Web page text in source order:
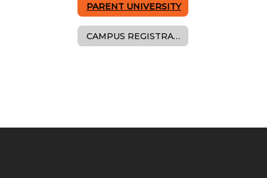
PARENT UNIVERSITY
CAMPUS REGISTRARS & ATTENDANCE CLERKS